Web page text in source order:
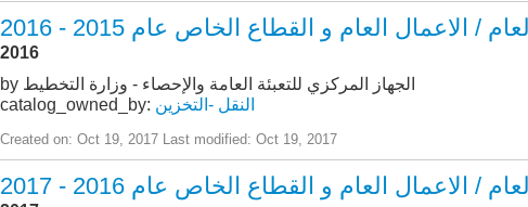
العام و القطاع الخاص عام 2015 - 2016
2016
by الجهاز المركزي للتعبئة العامة والإحصاء - وزارة التخطيط
catalog_owned_by: النقل -التخزين
Created on: Oct 19, 2017 Last modified: Oct 19, 2017
العام و القطاع الخاص عام 2016 - 2017